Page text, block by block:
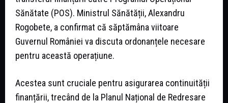
Sănătate (POS). Ministrul Sănătății, Alexandru
Rogobete, a confirmat că săptămâna viitoare
Guvernul României va discuta ordonanțele necesare
pentru această operațiune.
Acestea sunt cruciale pentru asigurarea continuității
finanțării, trecând de la Planul Național de Redresare